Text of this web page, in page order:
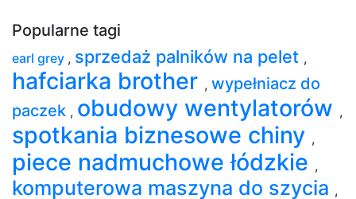
Popularne tagi
earl grey , sprzedaż palników na pelet ,
hafciarka brother , wypełniacz do
paczek , obudowy wentylatorów ,
spotkania biznesowe chiny ,
piece nadmuchowe łódzkie ,
komputerowa maszyna do szycia ,